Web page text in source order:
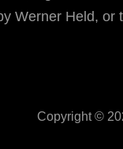
Werner Held,
Copyright ©